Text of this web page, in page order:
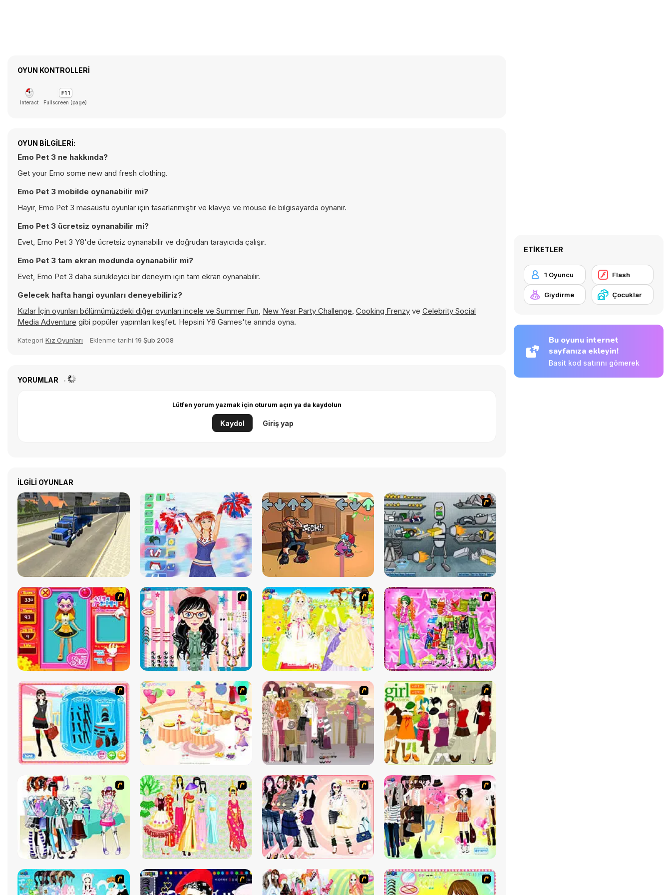
OYUN KONTROLLERI
Interact Fullscreen (page)
OYUN BILGILERI:
Emo Pet 3 ne hakkında?
Get your Emo some new and fresh clothing.
Emo Pet 3 mobilde oynanabilir mi?
Hayır, Emo Pet 3 masaüstü oyunlar için tasarlanmıştır ve klavye ve mouse ile bilgisayarda oynanır.
Emo Pet 3 ücretsiz oynanabilir mi?
Evet, Emo Pet 3 Y8'de ücretsiz oynanabilir ve doğrudan tarayıcıda çalışır.
Emo Pet 3 tam ekran modunda oynanabilir mi?
Evet, Emo Pet 3 daha sürükleyici bir deneyim için tam ekran oynanabilir.
Gelecek hafta hangi oyunları deneyebiliriz?
Kızlar İçin oyunları bölümümüzdeki diğer oyunları incele ve Summer Fun, New Year Party Challenge, Cooking Frenzy ve Celebrity Social
Media Adventure gibi popüler yapımları keşfet. Hepsini Y8 Games'te anında oyna.
Kategori Kız Oyunları Eklenme tarihi 19 Şub 2008
YORUMLAR
Lütfen yorum yazmak için oturum açın ya da kaydolun
Kaydol Giriş yap
İLGILI OYUNLAR
ETIKETLER
1 Oyuncu Flash
Giydirme Çocuklar
Bu oyunu internet
sayfanıza ekleyin!
Basit kod satırını gömerek